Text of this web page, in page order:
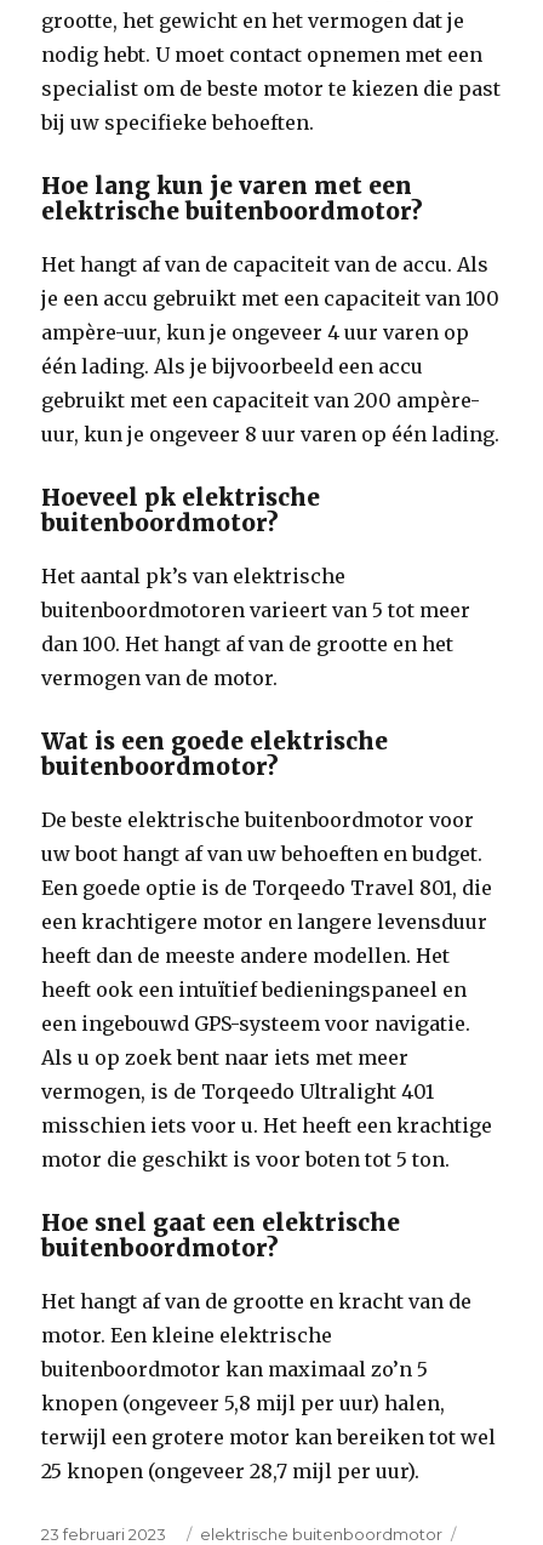
grootte, het gewicht en het vermogen dat je
nodig hebt. U moet contact opnemen met een
specialist om de beste motor te kiezen die past
bij uw specifieke behoeften.
Hoe lang kun je varen met een
elektrische buitenboordmotor?
Het hangt af van de capaciteit van de accu. Als
je een accu gebruikt met een capaciteit van 100
ampère-uur, kun je ongeveer 4 uur varen op
één lading. Als je bijvoorbeeld een accu
gebruikt met een capaciteit van 200 ampère-
uur, kun je ongeveer 8 uur varen op één lading.
Hoeveel pk elektrische
buitenboordmotor?
Het aantal pk’s van elektrische
buitenboordmotoren varieert van 5 tot meer
dan 100. Het hangt af van de grootte en het
vermogen van de motor.
Wat is een goede elektrische
buitenboordmotor?
De beste elektrische buitenboordmotor voor
uw boot hangt af van uw behoeften en budget.
Een goede optie is de Torqeedo Travel 801, die
een krachtigere motor en langere levensduur
heeft dan de meeste andere modellen. Het
heeft ook een intuïtief bedieningspaneel en
een ingebouwd GPS-systeem voor navigatie.
Als u op zoek bent naar iets met meer
vermogen, is de Torqeedo Ultralight 401
misschien iets voor u. Het heeft een krachtige
motor die geschikt is voor boten tot 5 ton.
Hoe snel gaat een elektrische
buitenboordmotor?
Het hangt af van de grootte en kracht van de
motor. Een kleine elektrische
buitenboordmotor kan maximaal zo’n 5
knopen (ongeveer 5,8 mijl per uur) halen,
terwijl een grotere motor kan bereiken tot wel
25 knopen (ongeveer 28,7 mijl per uur).
Posted
23 februari 2023 Categories
elektrische buitenboordmotor